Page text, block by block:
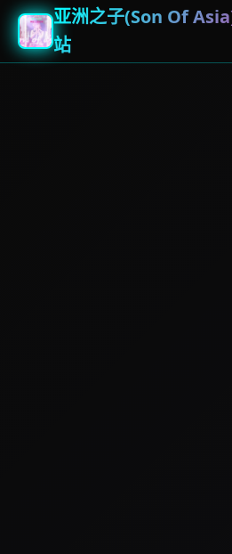
亚洲之子(Son Of
站